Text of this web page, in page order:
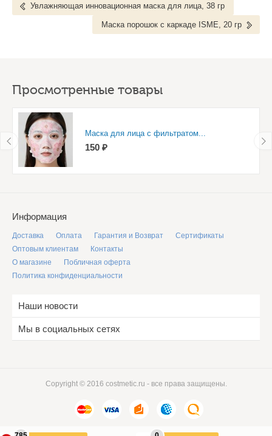
Увлажняющая инновационная маска для лица, 38 гр
Маска порошок с каркаде ISME, 20 гр
Просмотренные товары
Маска для лица с фильтратом...
150 ₽
Информация
Доставка Оплата Гарантия и Возврат
Сертификаты
Оптовым клиентам
Контакты
О магазине
Побличная оферта
Политика конфиденциальности
Наши новости
Мы в социальных сетях
Copyright © 2016 costmetic.ru - все права защищены.